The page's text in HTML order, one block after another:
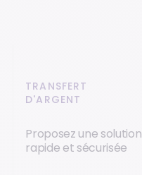
TRANSFERT
D'ARGENT
Proposez une solution
rapide et sécurisée